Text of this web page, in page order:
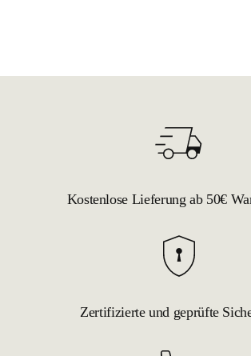
Kostenlose Lieferung ab 50€
Zertifizierte und geprüfte